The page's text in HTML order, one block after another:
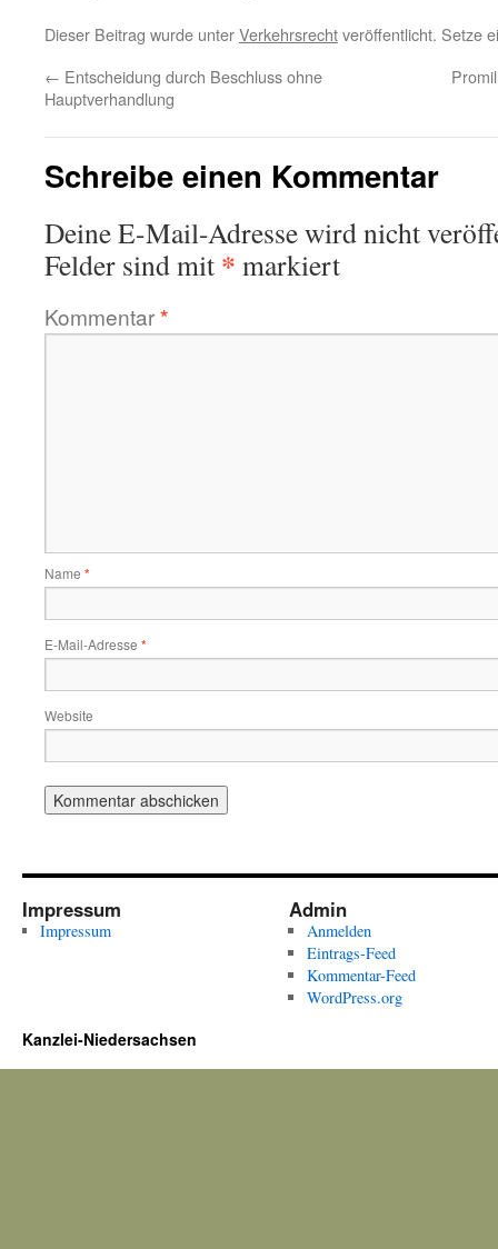
Dieser Beitrag wurde unterVerkehrsrechtveröffentlicht. Setze
← Entscheidung durch Beschluss ohne
Hauptverhandlung
Schreibe einen Kommentar
Deine E-Mail-Adresse wird nicht
Felder sind mit * markiert
Kommentar*
Name *
E-Mail-Adresse *
Website
Impressum
Impressum
Admin
Anmelden
Eintrags-Feed
Kommentar-Feed
WordPress.org
Kanzlei-Niedersachsen